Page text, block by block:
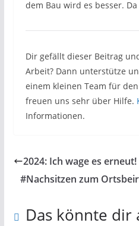
dem Bau wird es besser.
Dir gefällt dieser Beitrag
Arbeit? Dann unterstütze
einem kleinen Team für
freuen uns sehr über Hilfe.
Informationen.
2024: Ich wage es erneut!
#Nachsitzen zum
Das könnte dir